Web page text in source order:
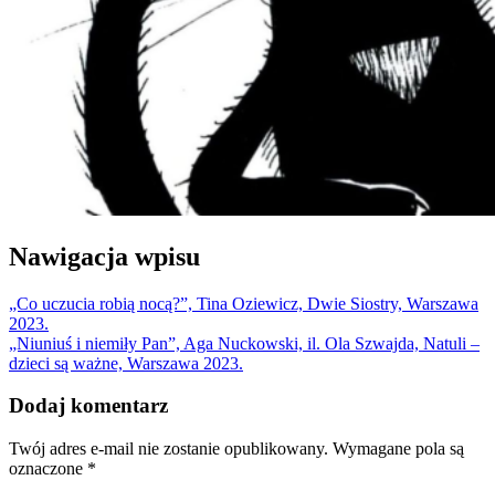
Nawigacja wpisu
„Co uczucia robią nocą?”, Tina Oziewicz, Dwie Siostry, Warszawa
2023.
„Niuniuś i niemiły Pan”, Aga Nuckowski, il. Ola Szwajda, Natuli –
dzieci są ważne, Warszawa 2023.
Dodaj komentarz
Twój adres e-mail nie zostanie opublikowany. Wymagane pola są
oznaczone *